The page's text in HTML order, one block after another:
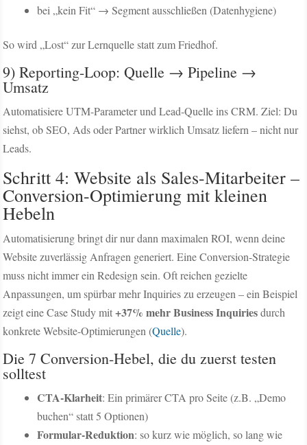
bei „kein Fit“ → Segment ausschließen (Datenhygiene)
So wird „Lost“ zur Lernquelle statt zum Friedhof.
9) Reporting-Loop: Quelle → Pipeline →
Umsatz
Automatisiere UTM-Parameter und Lead-Quelle ins CRM. Ziel: Du
siehst, ob SEO, Ads oder Partner wirklich Umsatz liefern – nicht nur
Leads.
Schritt 4: Website als Sales-Mitarbeiter –
Conversion-Optimierung mit kleinen
Hebeln
Automatisierung bringt dir nur dann maximalen ROI, wenn deine
Website zuverlässig Anfragen generiert. Eine Conversion-Strategie
muss nicht immer ein Redesign sein. Oft reichen gezielte
Anpassungen, um spürbar mehr Inquiries zu erzeugen – ein Beispiel
zeigt eine Case Study mit+37% mehr Business Inquiriesdurch
konkrete Website-Optimierungen (Quelle).
Die 7 Conversion-Hebel, die du zuerst testen
solltest
CTA-Klarheit: Ein primärer CTA pro Seite (z.B. „Demo
buchen“ statt 5 Optionen)
Formular-Reduktion: so kurz wie möglich, so lang wie